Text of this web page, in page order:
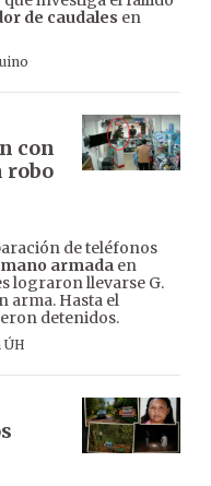
de caudales en
con
robo
de teléfonos
armada en
lograron llevarse G.
arma. Hasta el
detenidos.
ÚH